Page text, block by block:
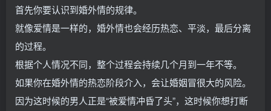
首先你要认识到婚外情的规律。
就像爱情是一样的，婚外情也会经历热恋、平淡，最后分离
的过程。
根据个人情况不同，整个过程会持续几个月到一年不等。
如果你在婚外情的热恋阶段介入，会让婚姻冒很大的风险。
因为这时候的男人正是“被爱情冲昏了头”，这时候你想打断